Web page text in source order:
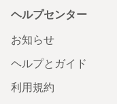
ヘルプセンター
お知らせ
ヘルプとガイド
利用規約